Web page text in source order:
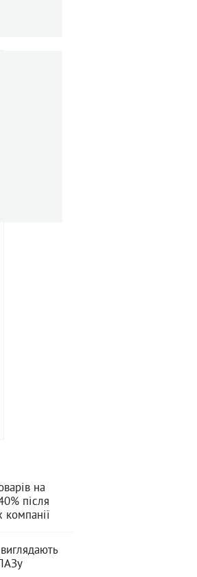
на
після
компанії